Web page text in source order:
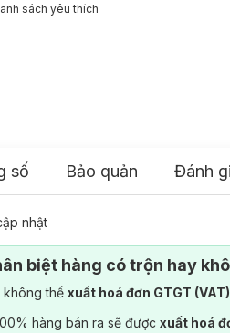
sách yêu thích
số Bảo quản Đánh
nhật
biệt hàng có trộn hay
không thể xuất hoá đơn GTGT
hàng bán ra sẽ được xuất hoá